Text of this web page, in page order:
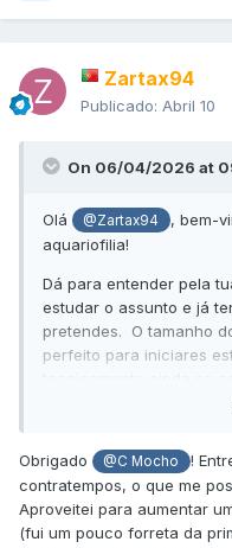
Zartax94
Publicado: Abril 10
On 06/04/2026 at
Olá @Zartax94
, bem-
aquariofilia!
Dá para entender pela
estudar o assunto e já
pretendes. O tamanho
perfeito para iniciares
tamanho suficiente
fazer um ou dois alertas:
Se nos apresentares
organização geral será
Obrigado @C Mocho
!
contratempos, o que me
Aproveitei para aumentar
(fui um pouco forreta da